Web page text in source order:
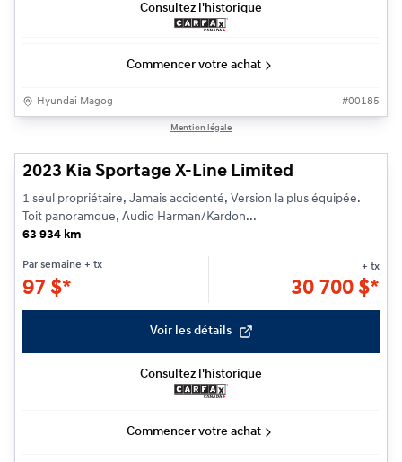
Consultez l'historique
Commencer votre achat
Hyundai Magog #00185
Mention légale
2023 Kia Sportage X-Line Limited
1 seul propriétaire, Jamais accidenté, Version la plus équipée.
Toit panoramque, Audio Harman/Kardon...
63 934 km
Par semaine + tx
97 $*
+ tx
30 700 $*
Voir les détails
Consultez l'historique
Commencer votre achat